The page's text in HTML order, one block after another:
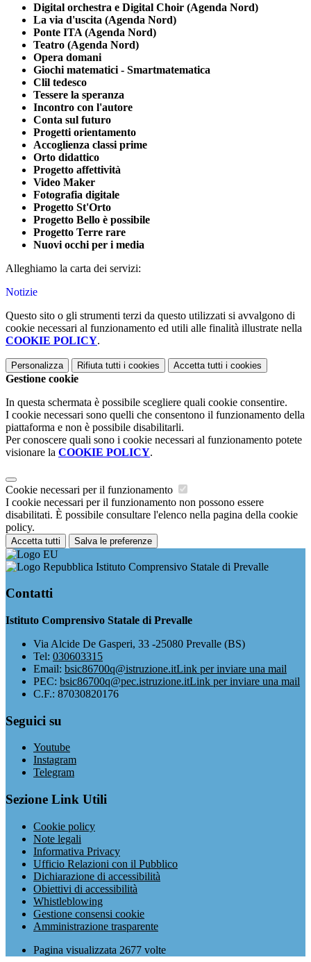
Digital orchestra e Digital Choir (Agenda Nord)
La via d'uscita (Agenda Nord)
Ponte ITA (Agenda Nord)
Teatro (Agenda Nord)
Opera domani
Giochi matematici - Smartmatematica
Clil tedesco
Tessere la speranza
Incontro con l'autore
Conta sul futuro
Progetti orientamento
Accoglienza classi prime
Orto didattico
Progetto affettività
Video Maker
Fotografia digitale
Progetto St'Orto
Progetto Bello è possibile
Progetto Terre rare
Nuovi occhi per i media
Alleghiamo la carta dei servizi:
Notizie
Questo sito o gli strumenti terzi da questo utilizzati si avvalgono di
cookie necessari al funzionamento ed utili alle finalità illustrate nella
COOKIE POLICY.
Personalizza Rifiuta tutti i cookies Accetta tutti i cookies
Gestione cookie
In questa schermata è possibile scegliere quali cookie consentire.
I cookie necessari sono quelli che consentono il funzionamento della
piattaforma e non è possibile disabilitarli.
Per conoscere quali sono i cookie necessari al funzionamento potete
visionare la COOKIE POLICY.
Cookie necessari per il funzionamento
I cookie necessari per il funzionamento non possono essere
disabilitati. È possibile consultare l'elenco nella pagina della cookie
policy.
Accetta tutti Salva le preferenze
Istituto Comprensivo Statale di Prevalle
Contatti
Istituto Comprensivo Statale di Prevalle
Via Alcide De Gasperi, 33 -25080 Prevalle (BS)
Tel: 030603315
Email: bsic86700q@istruzione.itLink per inviare una mail
PEC: bsic86700q@pec.istruzione.itLink per inviare una mail
C.F.: 87030820176
Seguici su
Youtube
Instagram
Telegram
Sezione Link Utili
Cookie policy
Note legali
Informativa Privacy
Ufficio Relazioni con il Pubblico
Dichiarazione di accessibilità
Obiettivi di accessibilità
Whistleblowing
Gestione consensi cookie
Amministrazione trasparente
Pagina visualizzata 2677 volte